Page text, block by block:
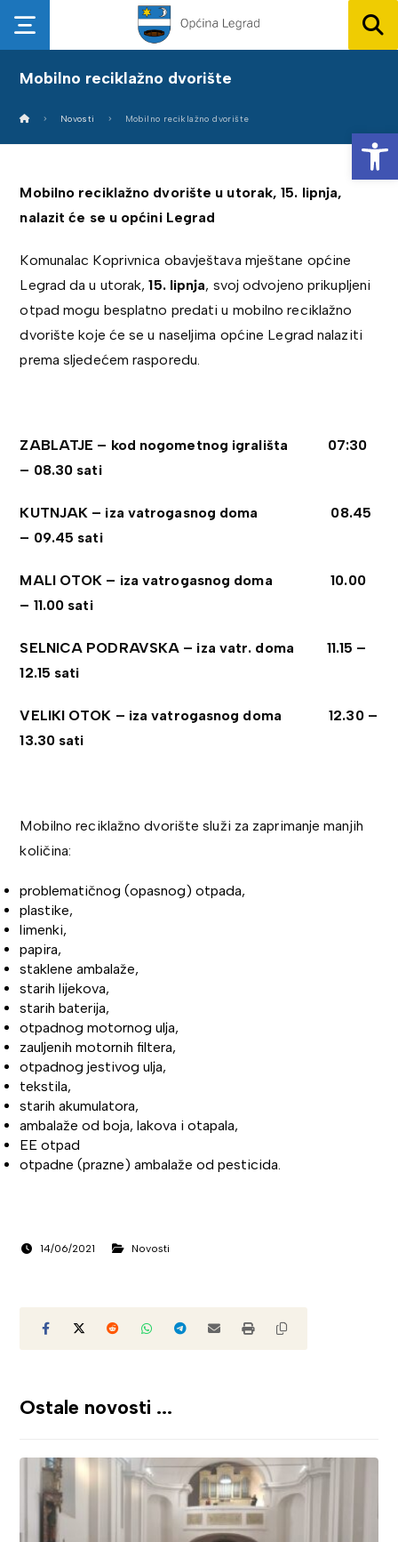
Mobilno reciklažno dvorište
Novosti Mobilno reciklažno dvorište
Mobilno reciklažno dvorište u utorak, 15. lipnja,
nalazit će se u općini Legrad
Komunalac Koprivnica obavještava mještane općine
Legrad da u utorak,15. lipnja, svoj odvojeno prikupljeni
otpad mogu besplatno predati u mobilno reciklažno
dvorište koje će se u naseljima općine Legrad nalaziti
prema sljedećem rasporedu.
ZABLATJE – kod nogometnog igrališta 07:30
– 08.30 sati
KUTNJAK – iza vatrogasnog doma 08.45
– 09.45 sati
MALI OTOK – iza vatrogasnog doma 10.00
– 11.00 sati
SELNICA PODRAVSKA – iza vatr. doma 11.15 –
12.15 sati
VELIKI OTOK – iza vatrogasnog doma 12.30 –
13.30 sati
Mobilno reciklažno dvorište služi za zaprimanje manjih
količina:
problematičnog (opasnog) otpada,
plastike,
limenki,
papira,
staklene ambalaže,
starih lijekova,
starih baterija,
otpadnog motornog ulja,
zauljenih motornih filtera,
otpadnog jestivog ulja,
tekstila,
starih akumulatora,
ambalaže od boja, lakova i otapala,
EE otpad
otpadne (prazne) ambalaže od pesticida.
14/06/2021 Novosti
Ostale novosti ...